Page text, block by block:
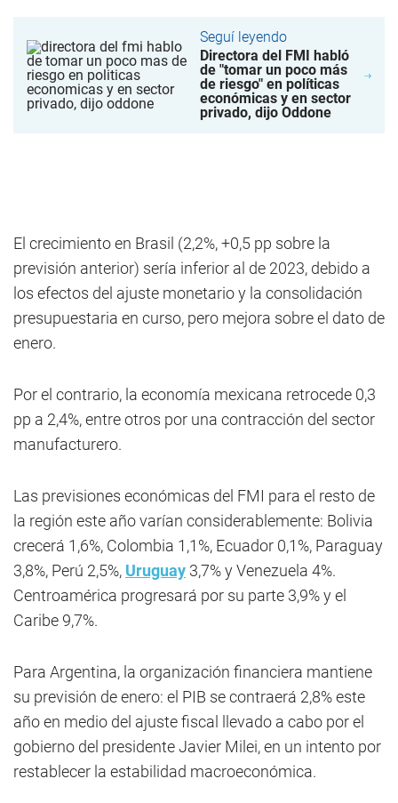
Seguí leyendo
Directora del FMI habló
de "tomar un poco más
de riesgo" en políticas
económicas y en sector
privado, dijo Oddone
El crecimiento en Brasil (2,2%, +0,5 pp sobre la
previsión anterior) sería inferior al de 2023, debido a
los efectos del ajuste monetario y la consolidación
presupuestaria en curso, pero mejora sobre el dato de
enero.
Por el contrario, la economía mexicana retrocede 0,3
pp a 2,4%, entre otros por una contracción del sector
manufacturero.
Las previsiones económicas del FMI para el resto de
la región este año varían considerablemente: Bolivia
crecerá 1,6%, Colombia 1,1%, Ecuador 0,1%, Paraguay
3,8%, Perú 2,5%, Uruguay 3,7% y Venezuela 4%.
Centroamérica progresará por su parte 3,9% y el
Caribe 9,7%.
Para Argentina, la organización financiera mantiene
su previsión de enero: el PIB se contraerá 2,8% este
año en medio del ajuste fiscal llevado a cabo por el
gobierno del presidente Javier Milei, en un intento por
restablecer la estabilidad macroeconómica.